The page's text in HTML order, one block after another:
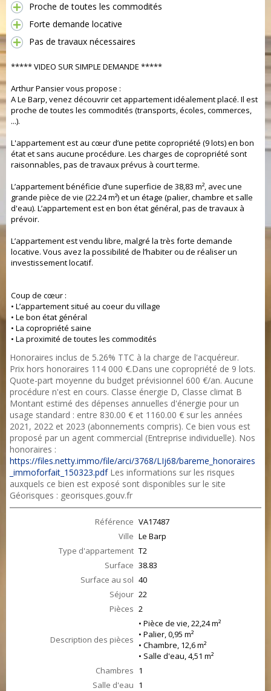
Proche de toutes les commodités
Forte demande locative
Pas de travaux nécessaires
***** VIDEO SUR SIMPLE DEMANDE *****
Arthur Pansier vous propose :
A Le Barp, venez découvrir cet appartement idéalement placé. Il est
proche de toutes les commodités (transports, écoles, commerces,
...).
L'appartement est au cœur d’une petite copropriété (9 lots) en bon
état et sans aucune procédure. Les charges de copropriété sont
raisonnables, pas de travaux prévus à court terme.
L’appartement bénéficie d’une superficie de 38,83 m², avec une
grande pièce de vie (22.24 m²) et un étage (palier, chambre et salle
d'eau). L’appartement est en bon état général, pas de travaux à
prévoir.
L’appartement est vendu libre, malgré la très forte demande
locative. Vous avez la possibilité de l’habiter ou de réaliser un
investissement locatif.
Coup de cœur :
• L’appartement situé au coeur du village
• Le bon état général
• La copropriété saine
• La proximité de toutes les commodités
Honoraires inclus de 5.26% TTC à la charge de l'acquéreur.
Prix hors honoraires 114 000 €.Dans une copropriété de 9 lots.
Quote-part moyenne du budget prévisionnel 600 €/an. Aucune
procédure n'est en cours. Classe énergie D, Classe climat B
Montant estimé des dépenses annuelles d'énergie pour un
usage standard : entre 830.00 € et 1160.00 € sur les années
2021, 2022 et 2023 (abonnements compris). Ce bien vous est
proposé par un agent commercial (Entreprise individuelle). Nos
honoraires :
https://files.netty.immo/file/arci/3768/LIj68/bareme_honoraires
_immoforfait_150323.pdfLes informations sur les risques
auxquels ce bien est exposé sont disponibles sur le site
Géorisques : georisques.gouv.fr
Référence VA17487
Ville Le Barp
Type d'appartement T2
Surface 38.83
Surface au sol 40
Séjour 22
Pièces 2
Description des pièces
• Pièce de vie, 22,24 m²
• Palier, 0,95 m²
• Chambre, 12,6 m²
• Salle d'eau, 4,51 m²
Chambres 1
Salle d'eau 1